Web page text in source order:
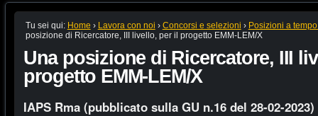
Tu sei qui: Home › Lavora con noi › Concorsi e selezioni › Posizioni a
posizione di Ricercatore, III livello, per il progetto EMM-LEM/X
Una posizione di Ricercatore, III
progetto EMM-LEM/X
IAPS Rma (pubblicato sulla GU n.16 del 28-02-2023)